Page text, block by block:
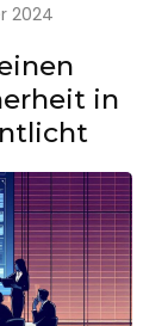
aus
CSV
erstellen
2024
in